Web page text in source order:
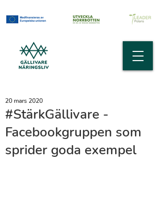
#StärkGällivare -
Facebookgruppen som
sprider goda exempel
20 mars 2020